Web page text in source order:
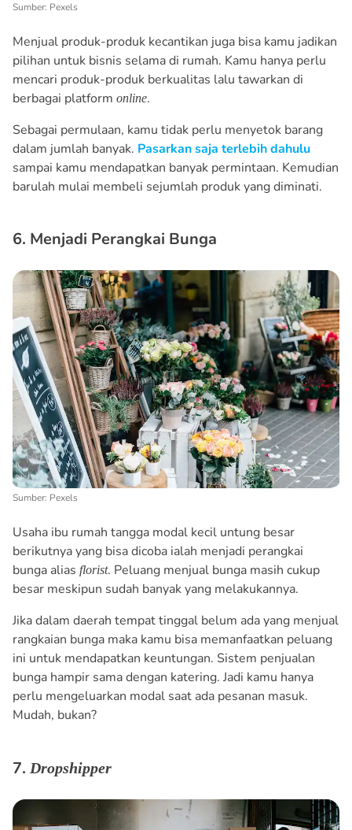
Sumber: Pexels
Menjual produk-produk kecantikan juga bisa kamu jadikan
pilihan untuk bisnis selama di rumah. Kamu hanya perlu
mencari produk-produk berkualitas lalu tawarkan di
berbagai platform online.
Sebagai permulaan, kamu tidak perlu menyetok barang
dalam jumlah banyak. Pasarkan saja terlebih dahulu
sampai kamu mendapatkan banyak permintaan. Kemudian
barulah mulai membeli sejumlah produk yang diminati.
6. Menjadi Perangkai Bunga
Sumber: Pexels
Usaha ibu rumah tangga modal kecil untung besar
berikutnya yang bisa dicoba ialah menjadi perangkai
bunga alias florist. Peluang menjual bunga masih cukup
besar meskipun sudah banyak yang melakukannya.
Jika dalam daerah tempat tinggal belum ada yang menjual
rangkaian bunga maka kamu bisa memanfaatkan peluang
ini untuk mendapatkan keuntungan. Sistem penjualan
bunga hampir sama dengan katering. Jadi kamu hanya
perlu mengeluarkan modal saat ada pesanan masuk.
Mudah, bukan?
7. Dropshipper